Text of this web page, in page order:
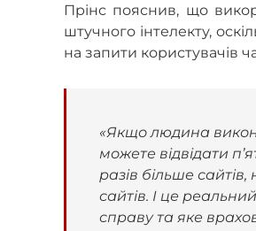
Прінс пояснив, що
штучного інтелекту,
на запити користувачів
«Якщо людина
можете відвідати
разів більше
сайтів. І це
справу та яке